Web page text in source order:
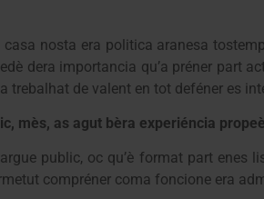
nosta era politica aranesa
dera importancia qu’a préner part
trebalhat de valent en tot deféner es
mès, as agut bèra experiéncia
public, oc qu’è format part
compréner coma foncione era